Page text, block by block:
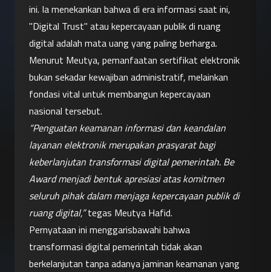
ini. Ia menekankan bahwa di era informasi saat ini,
"Digital Trust" atau kepercayaan publik di ruang
digital adalah mata uang yang paling berharga.
Menurut Meutya, pemanfaatan sertifikat elektronik
bukan sekadar kewajiban administratif, melainkan
fondasi vital untuk membangun kepercayaan
nasional tersebut.
“Penguatan keamanan informasi dan keandalan
layanan elektronik merupakan prasyarat bagi
keberlanjutan transformasi digital pemerintah. Be
Award menjadi bentuk apresiasi atas komitmen
seluruh pihak dalam menjaga kepercayaan publik di
ruang digital,” tegas Meutya Hafid.
Pernyataan ini menggarisbawahi bahwa
transformasi digital pemerintah tidak akan
berkelanjutan tanpa adanya jaminan keamanan yang